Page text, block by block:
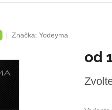
Značka: Yodeyma
od
cena: